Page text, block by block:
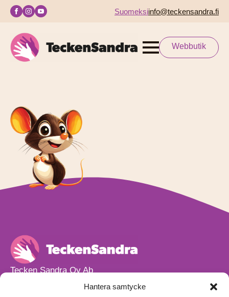
Hantera samtycke
Suomeksiinfo@teckensandra.fi
Webbutik
Tecken Sandra Oy Ab
info@teckensandra.fi